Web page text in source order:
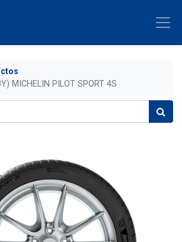
MICHELIN PILOT SPORT 4S